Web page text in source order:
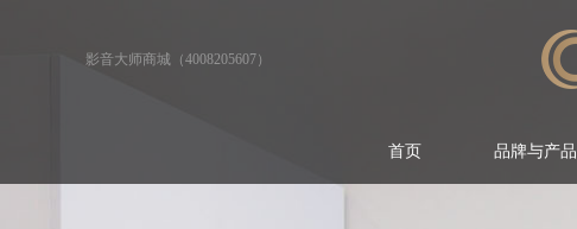
影音大师商城（4008205607）
首页 品牌与产品